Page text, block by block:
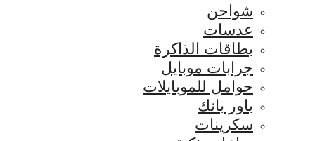
شواحن
عدسات
بطاقات الذاكرة
جرابات موبايل
حوامل للموبايلات
باور بانك
سكرينات